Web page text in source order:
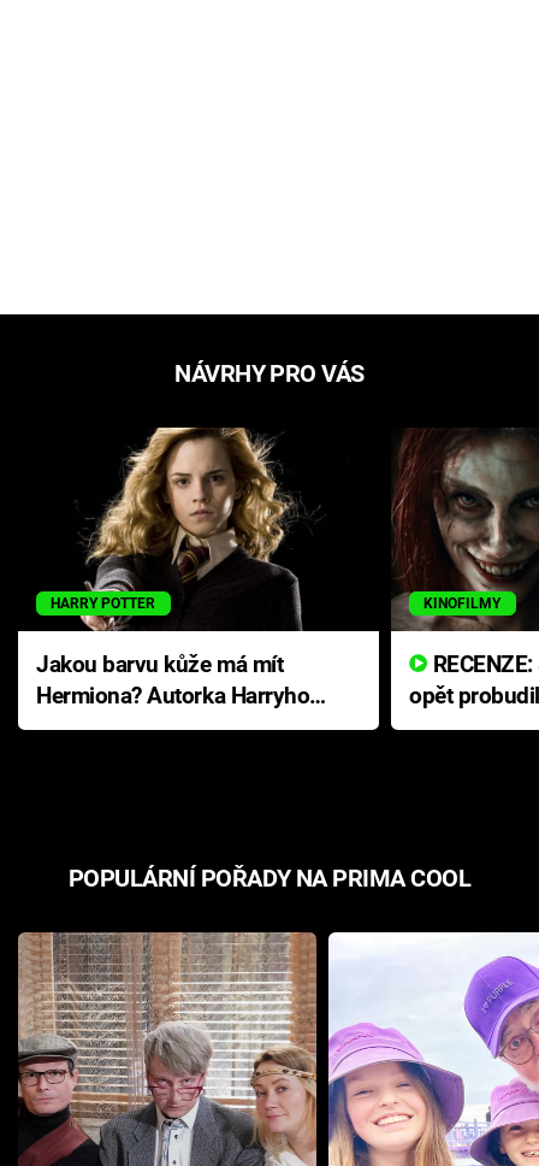
NÁVRHY PRO VÁS
HARRY POTTER
Jakou barvu kůže má mít
Hermiona? Autorka Harryho
Pottera přišla s ráznou
KINOFILMY
opět
přichází s
POPULÁRNÍ POŘADY NA PRIMA COOL